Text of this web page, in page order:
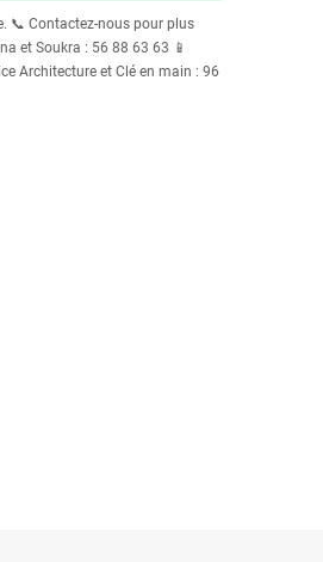
📞 Contactez-nous pour plus
et Soukra : 56 88 63 63 📱
Architecture et Clé en main : 96